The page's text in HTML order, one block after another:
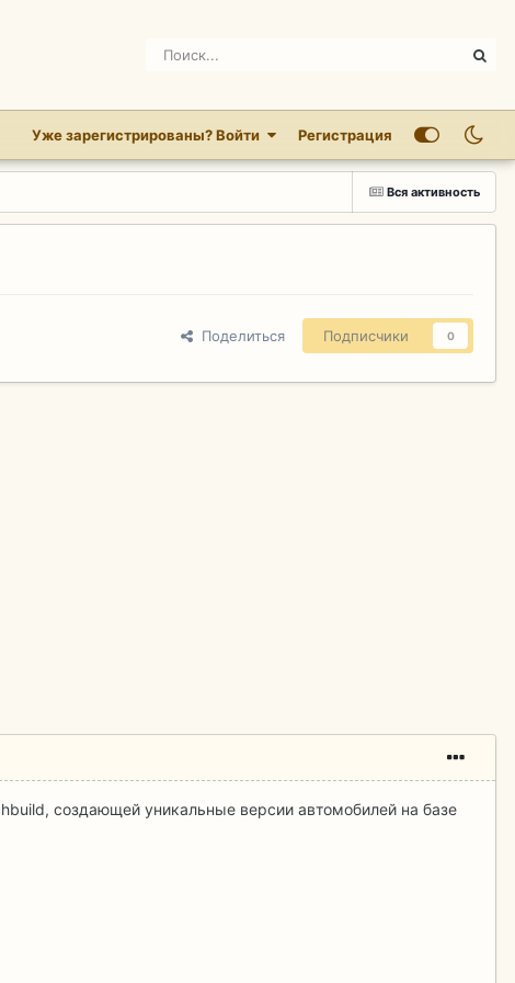
Уже зарегистрированы? Войти Регистрация
Вся активность
Поделиться Подписчики 0
создающей уникальные версии автомобилей на базе